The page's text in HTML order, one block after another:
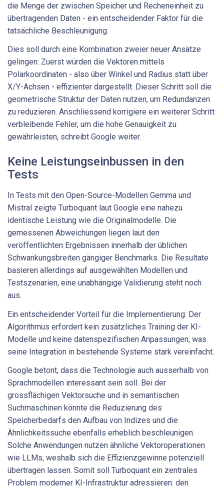
die Menge der zwischen Speicher und Recheneinheit zu
übertragenden Daten - ein entscheidender Faktor für die
tatsächliche Beschleunigung.
Dies soll durch eine Kombination zweier neuer Ansätze
gelingen: Zuerst würden die Vektoren mittels
Polarkoordinaten - also über Winkel und Radius statt über
X/Y-Achsen - effizienter dargestellt. Dieser Schritt soll die
geometrische Struktur der Daten nutzen, um Redundanzen
zu reduzieren. Anschliessend korrigiere ein weiterer Schritt
verbleibende Fehler, um die hohe Genauigkeit zu
gewährleisten, schreibt Google weiter.
Keine Leistungseinbussen in den
Tests
In Tests mit den Open-Source-Modellen Gemma und
Mistral zeigte Turboquant laut Google eine nahezu
identische Leistung wie die Originalmodelle. Die
gemessenen Abweichungen liegen laut den
veröffentlichten Ergebnissen innerhalb der üblichen
Schwankungsbreiten gängiger Benchmarks. Die Resultate
basieren allerdings auf ausgewählten Modellen und
Testszenarien, eine unabhängige Validierung steht noch
aus.
Ein entscheidender Vorteil für die Implementierung: Der
Algorithmus erfordert kein zusätzliches Training der KI-
Modelle und keine datenspezifischen Anpassungen, was
seine Integration in bestehende Systeme stark vereinfacht.
Google betont, dass die Technologie auch ausserhalb von
Sprachmodellen interessant sein soll. Bei der
grossflächigen Vektorsuche und in semantischen
Suchmaschinen könnte die Reduzierung des
Speicherbedarfs den Aufbau von Indizes und die
Ähnlichkeitssuche ebenfalls erheblich beschleunigen.
Solche Anwendungen nutzen ähnliche Vektoroperationen
wie LLMs, weshalb sich die Effizienzgewinne potenziell
übertragen lassen. Somit soll Turboquant ein zentrales
Problem moderner KI-Infrastruktur adressieren: den